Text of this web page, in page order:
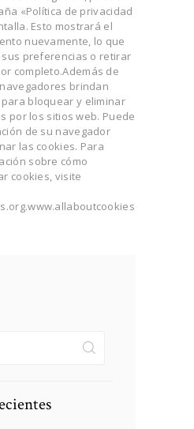
«Política de privacidad
Esto mostrará el
nuevamente, lo que
preferencias o retirar
completo.Además de
brindan
bloquear y eliminar
por los sitios web. Puede
de su navegador
las cookies. Para
sobre cómo
cookies, visite